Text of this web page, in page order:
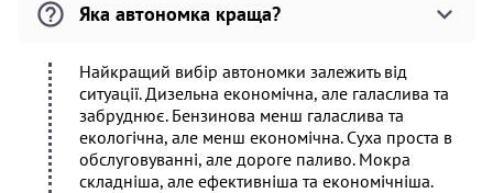
Яка автономка краща?
Найкращий вибір автономки залежить від
ситуації. Дизельна економічна, але галаслива та
забруднює. Бензинова менш галаслива та
екологічна, але менш економічна. Суха проста в
обслуговуванні, але дороге паливо. Мокра
складніша, але ефективніша та економічніша.